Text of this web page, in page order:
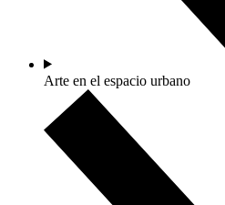
Arte en el espacio urbano